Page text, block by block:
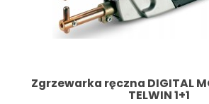
Zgrzewarka ręczna DIGITAL
TELWIN 1+1